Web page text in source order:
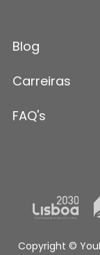
Blog
Carreiras
FAQ's
Copyright ©